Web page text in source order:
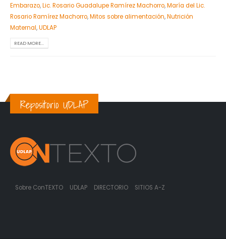
Embarazo,Lic. Rosario Guadalupe Ramírez Machorro,María del Lic.
Rosario Ramírez Machorro,Mitos sobre alimentación,Nutrición
Maternal,UDLAP
READ MORE...
Repositorio UDLAP
Sobre ConTEXTO UDLAP DIRECTORIO SITIOS A-Z